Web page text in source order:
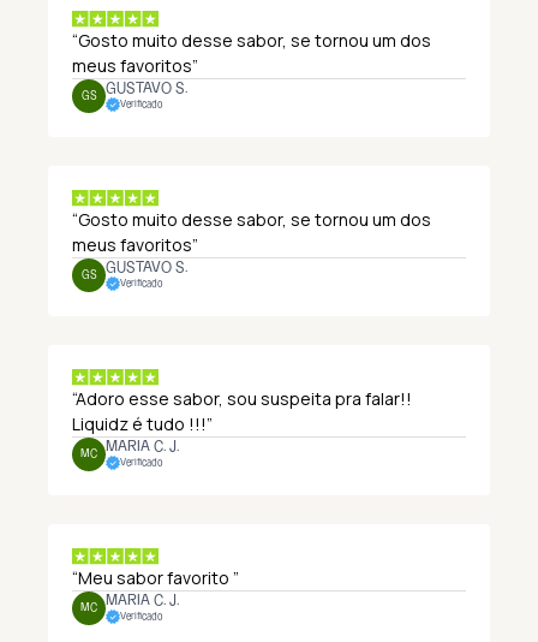
“Gosto muito desse sabor, se tornou um dos
meus favoritos”
GS
GUSTAVO S.
Verificado
“Gosto muito desse sabor, se tornou um dos
meus favoritos”
GS
GUSTAVO S.
Verificado
“Adoro esse sabor, sou suspeita pra falar!!
Liquidz é tudo !!!”
MC
MARIA C. J.
Verificado
“Meu sabor favorito ”
MC
MARIA C. J.
Verificado